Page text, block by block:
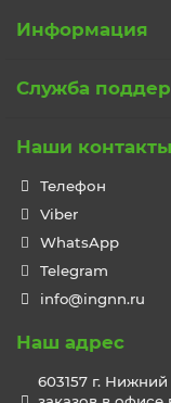
Информация
Служба
Наши контакты
Телефон
Viber
WhatsApp
Telegram
info@ingnn.ru
Наш адрес
603157 г.